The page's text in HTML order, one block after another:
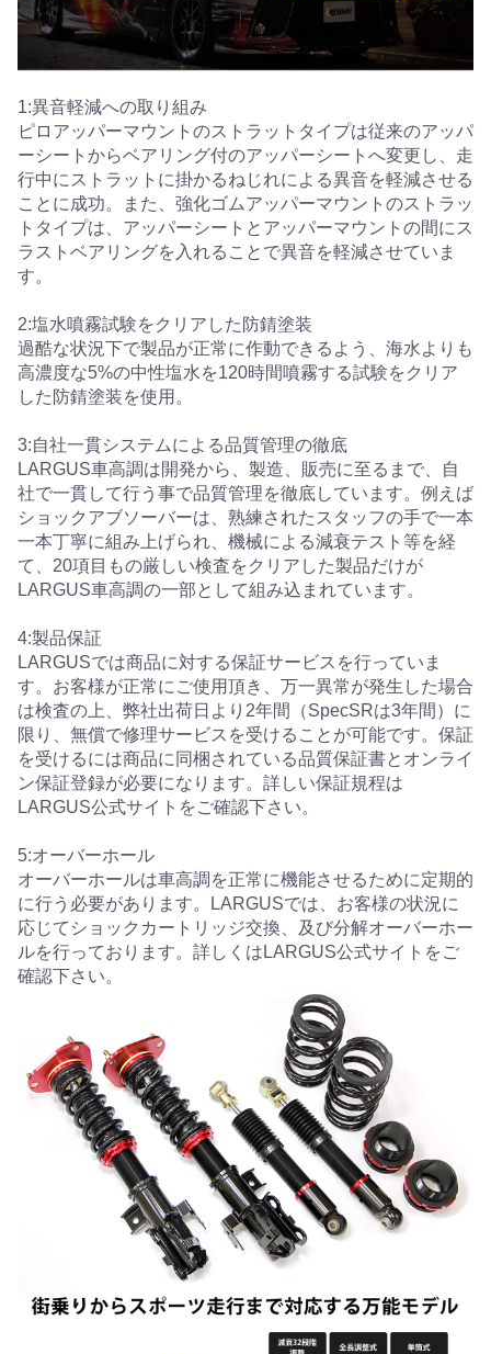
1:異音軽減への取り組み
ピロアッパーマウントのストラットタイプは従来のアッパ
ーシートからベアリング付のアッパーシートへ変更し、走
行中にストラットに掛かるねじれによる異音を軽減させる
ことに成功。また、強化ゴムアッパーマウントのストラッ
トタイプは、アッパーシートとアッパーマウントの間にス
ラストベアリングを入れることで異音を軽減させていま
す。
2:塩水噴霧試験をクリアした防錆塗装
過酷な状況下で製品が正常に作動できるよう、海水よりも
高濃度な5%の中性塩水を120時間噴霧する試験をクリア
した防錆塗装を使用。
3:自社一貫システムによる品質管理の徹底
LARGUS車高調は開発から、製造、販売に至るまで、自
社で一貫して行う事で品質管理を徹底しています。例えば
ショックアブソーバーは、熟練されたスタッフの手で一本
一本丁寧に組み上げられ、機械による減衰テスト等を経
て、20項目もの厳しい検査をクリアした製品だけが
LARGUS車高調の一部として組み込まれています。
4:製品保証
LARGUSでは商品に対する保証サービスを行っていま
す。お客様が正常にご使用頂き、万一異常が発生した場合
は検査の上、弊社出荷日より2年間（SpecSRは3年間）に
限り、無償で修理サービスを受けることが可能です。保証
を受けるには商品に同梱されている品質保証書とオンライ
ン保証登録が必要になります。詳しい保証規程は
LARGUS公式サイトをご確認下さい。
5:オーバーホール
オーバーホールは車高調を正常に機能させるために定期的
に行う必要があります。LARGUSでは、お客様の状況に
応じてショックカートリッジ交換、及び分解オーバーホー
ルを行っております。詳しくはLARGUS公式サイトをご
確認下さい。